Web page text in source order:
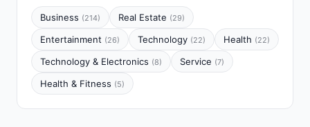
Business (214) Real Estate (29)
Entertainment (26) Technology (22) Health (22)
Technology & Electronics (8) Service (7)
Health & Fitness (5)